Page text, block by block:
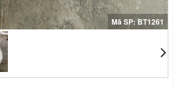
Mã SP: BT1261